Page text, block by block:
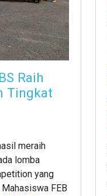
Raih
Tingkat
meraih
lomba
yang
FEB